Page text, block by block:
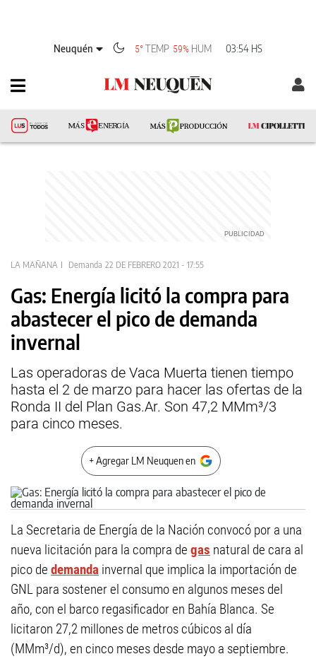
Neuquén 5°TEMP 59% HUM 03:54 HS
LA MAÑANA Demanda 22 DE FEBRERO 2021 - 17:55
Gas: Energía licitó la compra para
abastecer el pico de demanda
invernal
Las operadoras de Vaca Muerta tienen tiempo
hasta el 2 de marzo para hacer las ofertas de la
Ronda II del Plan Gas.Ar. Son 47,2 MMm³/3
para cinco meses.
+ Agregar LM Neuquen en
La Secretaria de Energía de la Nación convocó por a una
nueva licitación para la compra de gas natural de cara al
pico de demanda invernal que implica la importación de
GNL para sostener el consumo en algunos meses del
año, con el barco regasificador en Bahía Blanca. Se
licitaron 27,2 millones de metros cúbicos al día
(MMm³/d), en cinco meses desde mayo a septiembre.